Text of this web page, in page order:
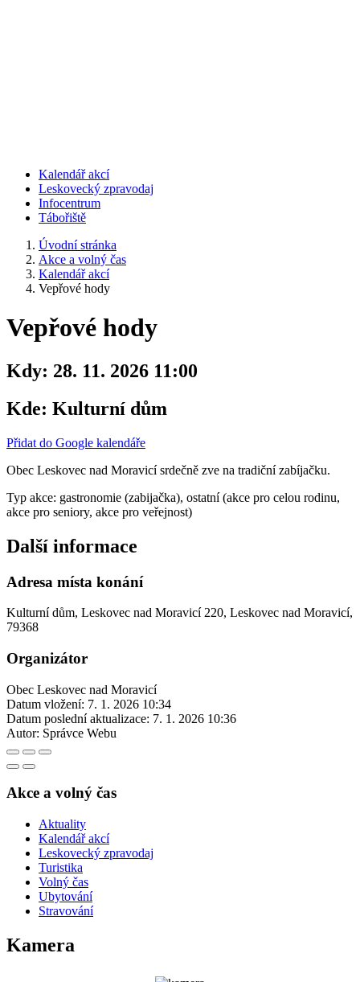
Kalendář akcí
Leskovecký zpravodaj
Infocentrum
Tábořiště
Úvodní stránka
Akce a volný čas
Kalendář akcí
Vepřové hody
Vepřové hody
Kdy: 28. 11. 2026 11:00
Kde: Kulturní dům
Přidat do Google kalendáře
Obec Leskovec nad Moravicí srdečně zve na tradiční zabíjačku.
Typ akce: gastronomie (zabijačka), ostatní (akce pro celou rodinu,
akce pro seniory, akce pro veřejnost)
Další informace
Adresa místa konání
Kulturní dům, Leskovec nad Moravicí 220, Leskovec nad Moravicí,
79368
Organizátor
Obec Leskovec nad Moravicí
Datum vložení: 7. 1. 2026 10:34
Datum poslední aktualizace: 7. 1. 2026 10:36
Autor: Správce Webu
Akce a volný čas
Aktuality
Kalendář akcí
Leskovecký zpravodaj
Turistika
Volný čas
Ubytování
Stravování
Kamera